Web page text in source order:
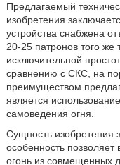
Предлагаемый
изобретения
устройства снабжена
20-25 патронов того же
исключительной
сравнению с СКС, на
преимуществом
является
самоведения огня.
Сущность изобретения
особенность
огонь из совмещенных